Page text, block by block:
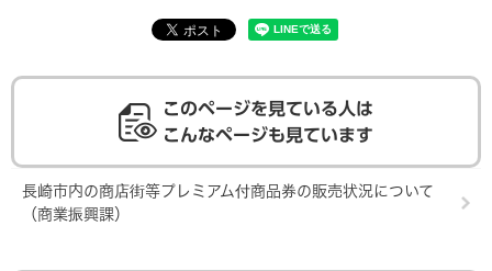
このページを見ている人は
こんなページも見ています
長崎市内の商店街等プレミアム付商品券の販売状況について
（商業振興課）